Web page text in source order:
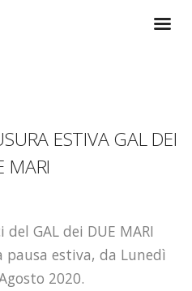
ESTIVA GAL DEI
MARI
GAL dei DUE MARI
estiva, da Lunedì
2020.